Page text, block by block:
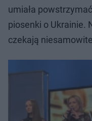
umiała
piosenki o Ukrainie.
czekają